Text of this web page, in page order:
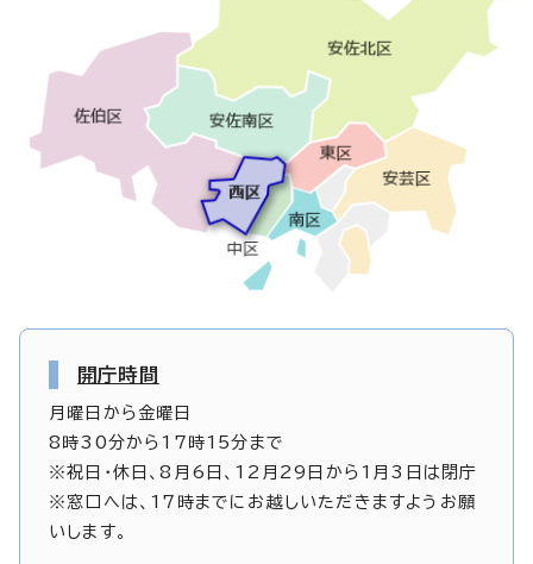
開庁時間
月曜日から金曜日
8時30分から17時15分まで
※祝日・休日、8月6日、12月29日から1月3日は閉庁
※窓口へは、17時までにお越しいただきますようお願
いします。